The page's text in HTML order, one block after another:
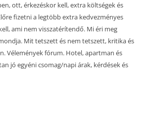
ott, érkezéskor kell, extra költségek és
fizetni a legtöbb extra kedvezményes
ami nem visszatérítendő. Mi éri meg
Mit tetszett és nem tetszett, kritika és
Vélemények fórum. Hotel, apartman és
jó egyéni csomag/napi árak, kérdések és